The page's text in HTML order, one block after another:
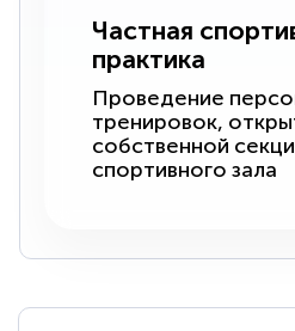
Частная
практика
Проведение
тренировок,
собственной
спортивного зала